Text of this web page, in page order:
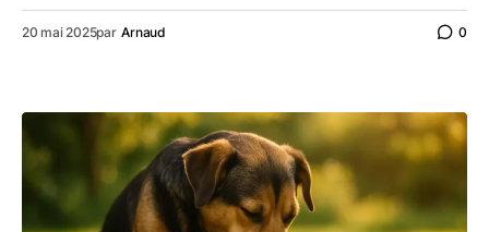
20 mai 2025par Arnaud 0